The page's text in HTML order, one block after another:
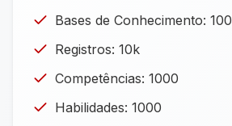
Bases de Conhecimento: 100
Registros: 10k
Competências: 1000
Habilidades: 1000